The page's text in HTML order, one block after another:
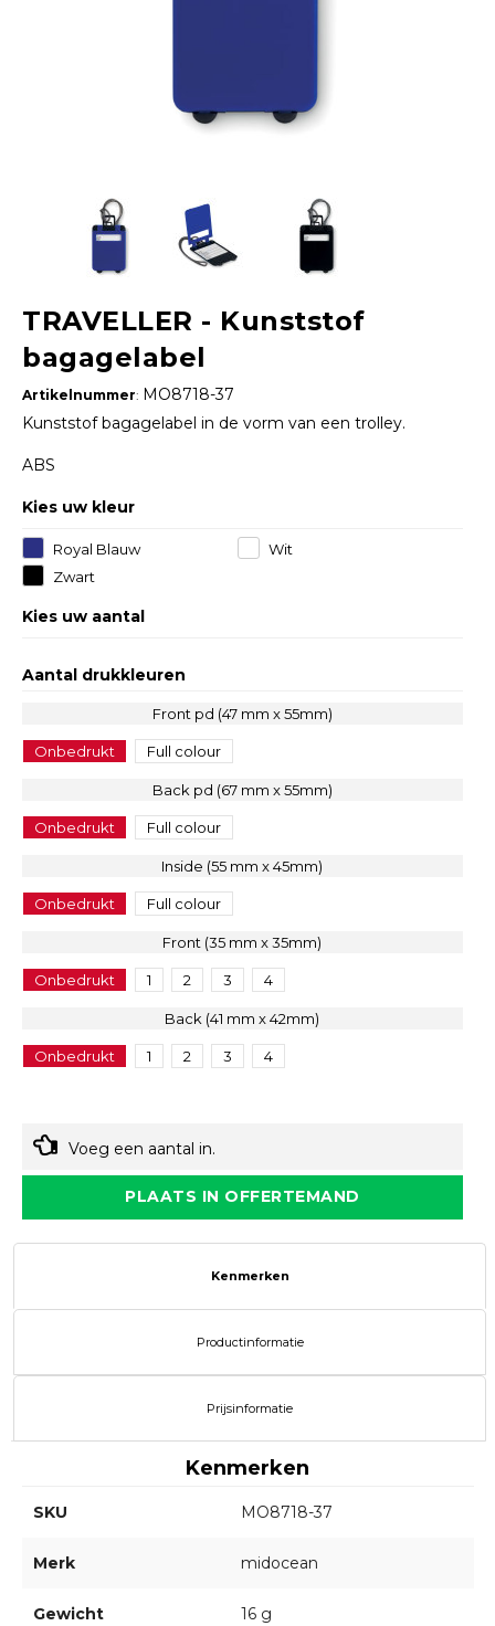
TRAVELLER - Kunststof
bagagelabel
Artikelnummer: MO8718-37
Kunststof bagagelabel in de vorm van een trolley.
ABS
Kies uw kleur
Royal Blauw
Wit
Zwart
Kies uw aantal
Aantal drukkleuren
Front pd (47 mm x 55mm)
Onbedrukt Full colour
Back pd (67 mm x 55mm)
Onbedrukt Full colour
Inside (55 mm x 45mm)
Onbedrukt Full colour
Front (35 mm x 35mm)
Onbedrukt 1 2 3 4
Back (41 mm x 42mm)
Onbedrukt 1 2 3 4
Voeg een aantal in.
PLAATS IN OFFERTEMAND
Kenmerken
Productinformatie
Prijsinformatie
Kenmerken
SKU MO8718-37
Merk midocean
Gewicht 16 g